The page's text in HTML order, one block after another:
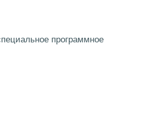
программное